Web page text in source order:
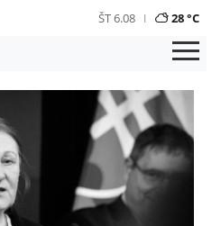
ŠT 6.08 28 °C